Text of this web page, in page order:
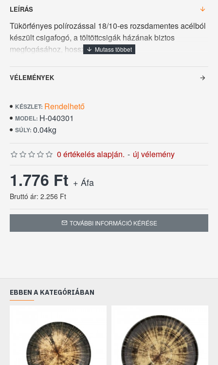
LEÍRÁS
Tükörfényes polírozással 18/10-es rozsdamentes acélból
készült csigafogó, a töltöttcsigák házának biztos
megfogásához, hossza 16,5 cm.
VÉLEMÉNYEK
KÉSZLET: Rendelhető
MODEL: H-040301
SÚLY: 0.04kg
0 értékelés alapján. - új vélemény
1.776 Ft + Áfa
Bruttó ár: 2.256 Ft
TOVÁBBI INFORMÁCIÓ KÉRÉSE
EBBEN A KATEGÓRIÁBAN